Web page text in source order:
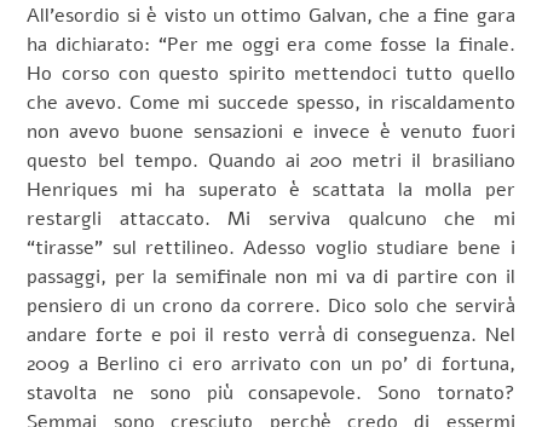
All’esordio si è visto un ottimo Galvan, che a fine gara
ha dichiarato: “Per me oggi era come fosse la finale.
Ho corso con questo spirito mettendoci tutto quello
che avevo. Come mi succede spesso, in riscaldamento
non avevo buone sensazioni e invece è venuto fuori
questo bel tempo. Quando ai 200 metri il brasiliano
Henriques mi ha superato è scattata la molla per
restargli attaccato. Mi serviva qualcuno che mi
“tirasse” sul rettilineo. Adesso voglio studiare bene i
passaggi, per la semifinale non mi va di partire con il
pensiero di un crono da correre. Dico solo che servirà
andare forte e poi il resto verrà di conseguenza. Nel
2009 a Berlino ci ero arrivato con un po’ di fortuna,
stavolta ne sono più consapevole. Sono tornato?